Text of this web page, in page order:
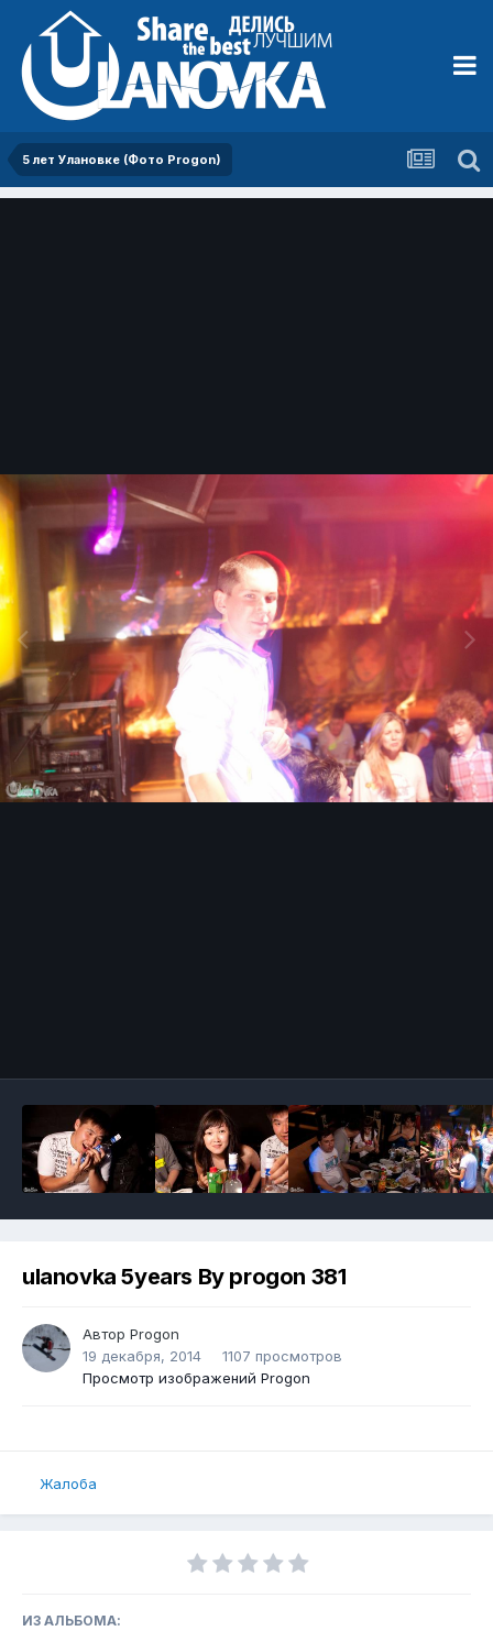
5 лет Улановке (Фото Progon)
ulanovka 5years By progon 381
Автор Progon
19 декабря, 2014
1107 просмотров
Просмотр изображений Progon
Жалоба
ИЗ АЛЬБОМА: